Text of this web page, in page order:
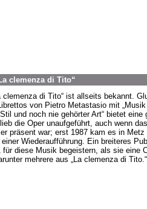
clemenza di Tito“
clemenza di Tito“ ist allseits bekannt.
von Pietro Metastasio mit
und noch nie gehörter Art“ bietet eine
die Oper unaufgeführt, auch wenn
präsent war; erst 1987 kam es in Metz
einer Wiederaufführung. Ein breiteres
für diese Musik begeistern, als sie eine
mehrere aus „La clemenza di Tito.“